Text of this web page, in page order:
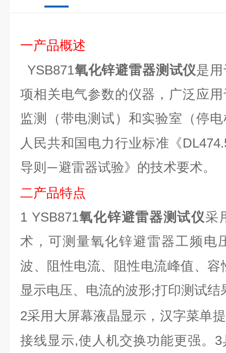
一产品概述
YSB871氧化锌避雷器测试仪是
项相关电气参数的仪器，广泛应
监测（带电测试）和实验室（停
人民共和国电力行业标准《
导则 —避雷器试验》的技术要术。
二产品特点
1 YSB871氧化锌避雷器测试仪采
术，可测量氧化锌避雷器工频电
波、阻性电流、阻性电流峰值、
显示电压、电流的波形;打印测试结
2采用大屏幕液晶显示，汉字菜单
接线显示,使人机交换功能更强。 3